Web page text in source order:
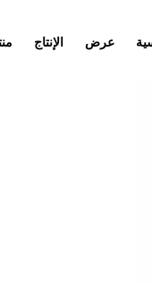
الإنتاج عرض